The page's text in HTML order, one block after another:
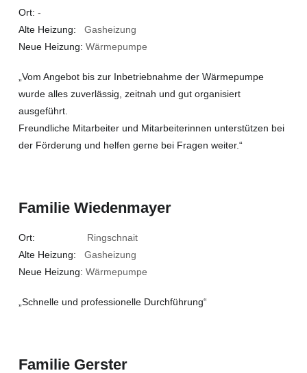
Ort: -
Alte Heizung: Gasheizung
Neue Heizung: Wärmepumpe
„Vom Angebot bis zur Inbetriebnahme der Wärmepumpe
wurde alles zuverlässig, zeitnah und gut organisiert
ausgeführt.
Freundliche Mitarbeiter und Mitarbeiterinnen unterstützen bei
der Förderung und helfen gerne bei Fragen weiter.“
Familie Wiedenmayer
Ort: Ringschnait
Alte Heizung: Gasheizung
Neue Heizung: Wärmepumpe
„Schnelle und professionelle Durchführung“
Familie Gerster